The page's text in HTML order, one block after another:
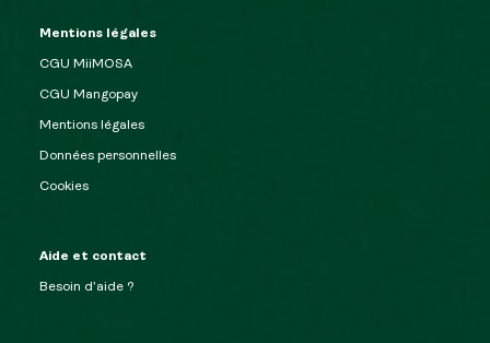
Mentions légales
CGU MiiMOSA
CGU Mangopay
Mentions légales
Données personnelles
Cookies
Aide et contact
Besoin d’aide ?